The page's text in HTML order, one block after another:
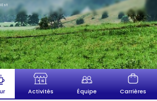
Est
Activités Équipe Carrières